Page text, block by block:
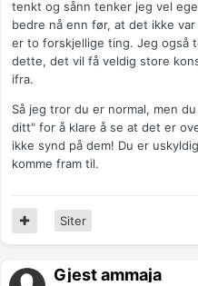
tenkt og sånn tenker jeg vel
bedre nå enn før, at det ikke
er to forskjellige ting. Jeg også
dette, det vil få veldig store
ifra.
Så jeg tror du er normal, men
ditt" for å klare å se at det er
ikke synd på dem! Du er
komme fram til.
Siter
Gjest ammaja